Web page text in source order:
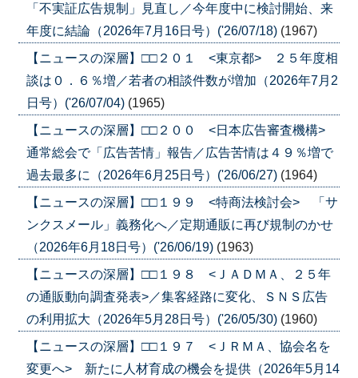
「不実証広告規制」見直し／今年度中に検討開始、来
年度に結論（2026年7月16日号）('26/07/18) (1967)
【ニュースの深層】□□２０１ <東京都> ２５年度相
談は０．６％増／若者の相談件数が増加（2026年7月2
日号）('26/07/04) (1965)
【ニュースの深層】□□２００ <日本広告審査機構>
通常総会で「広告苦情」報告／広告苦情は４９％増で
過去最多に（2026年6月25日号）('26/06/27) (1964)
【ニュースの深層】□□１９９ <特商法検討会> 「サ
ンクスメール」義務化へ／定期通販に再び規制のかせ
（2026年6月18日号）('26/06/19) (1963)
【ニュースの深層】□□１９８ <ＪＡＤＭＡ、２５年
の通販動向調査発表>／集客経路に変化、ＳＮＳ広告
の利用拡大（2026年5月28日号）('26/05/30) (1960)
【ニュースの深層】□□１９７ <ＪＲＭＡ、協会名を
変更へ> 新たに人材育成の機会を提供（2026年5月14